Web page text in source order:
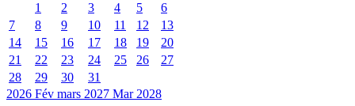
1
2 3 4 5
6
7
8 9 10 11 12
13
14
15 16 17 18 19
20
21
22 23 24 25 26
27
28
29 30
31
2026 Fév mars 2027 Mar2028